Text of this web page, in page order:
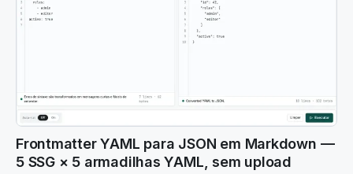
Frontmatter YAML para JSON em Markdown —
5 SSG × 5 armadilhas YAML, sem upload